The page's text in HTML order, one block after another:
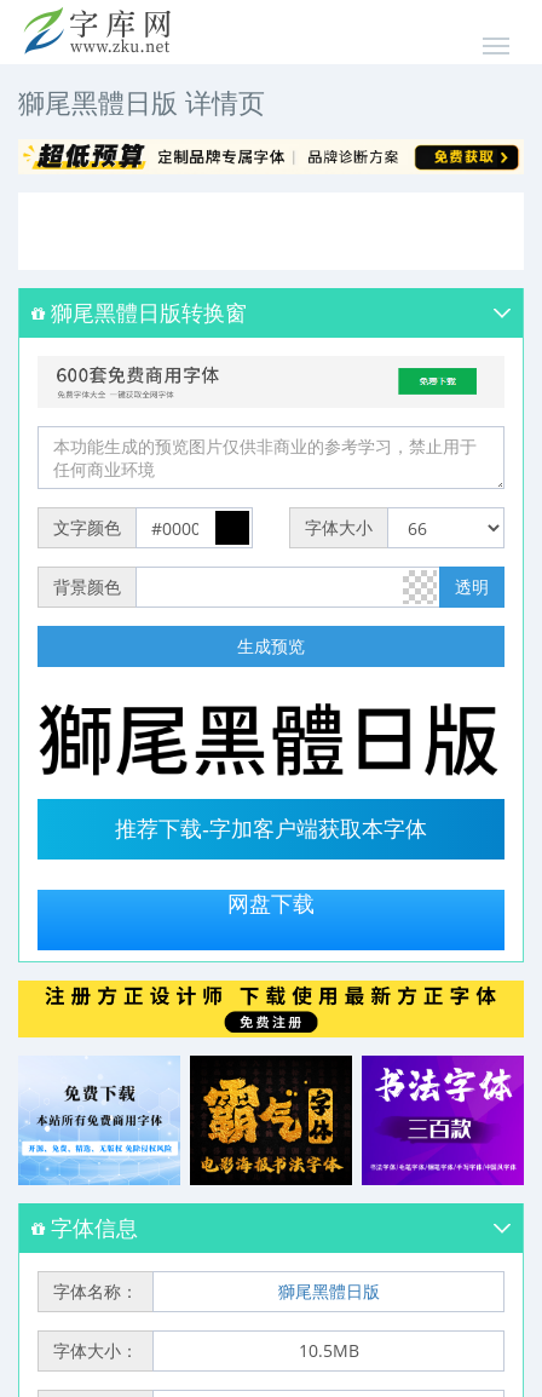
獅尾黑體日版 详情页
獅尾黑體日版转换窗
文字颜色 字体大小
背景颜色 透明
生成预览
推荐下载-字加客户端获取本字体
网盘下载
字体信息
字体名称： 獅尾黑體日版
字体大小： 10.5MB